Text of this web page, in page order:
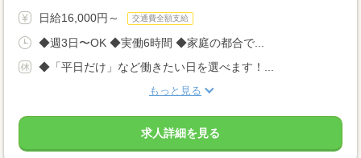
日給16,000円～ 交通費全額支給
◆週3日〜OK ◆実働6時間 ◆家庭の都合で...
◆「平日だけ」など働きたい日を選べます！...
もっと見る
求人詳細を見る